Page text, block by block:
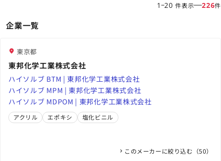
1 20 件表示 226件
企業一覧
東京都
東邦化学工業株式会社
ハイソルブ BTM | 東邦化学工業株式会社
ハイソルブ MPM | 東邦化学工業株式会社
ハイソルブ MDPOM | 東邦化学工業株式会社
アクリル エポキシ 塩化ビニル
このメーカーに絞り込む（50）